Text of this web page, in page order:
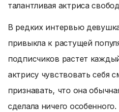
талантливая актриса
В редких интервью
привыкла к растущей
подписчиков растет
актрису чувствовать себя
признавать, что она
сделала ничего особенного.